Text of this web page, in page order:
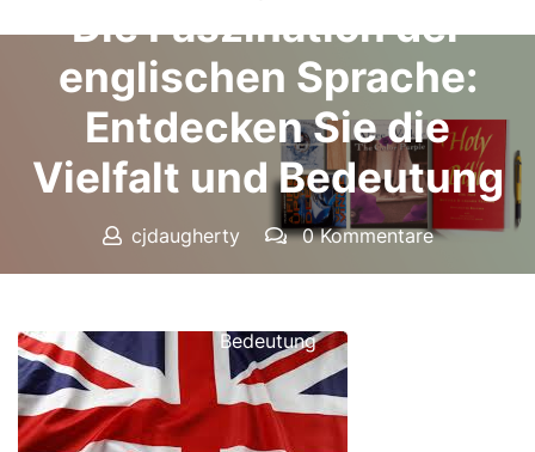
Die Faszination der
englischen Sprache:
Entdecken Sie die
Vielfalt und Bedeutung
cjdaugherty
0 Kommentare
Bedeutung